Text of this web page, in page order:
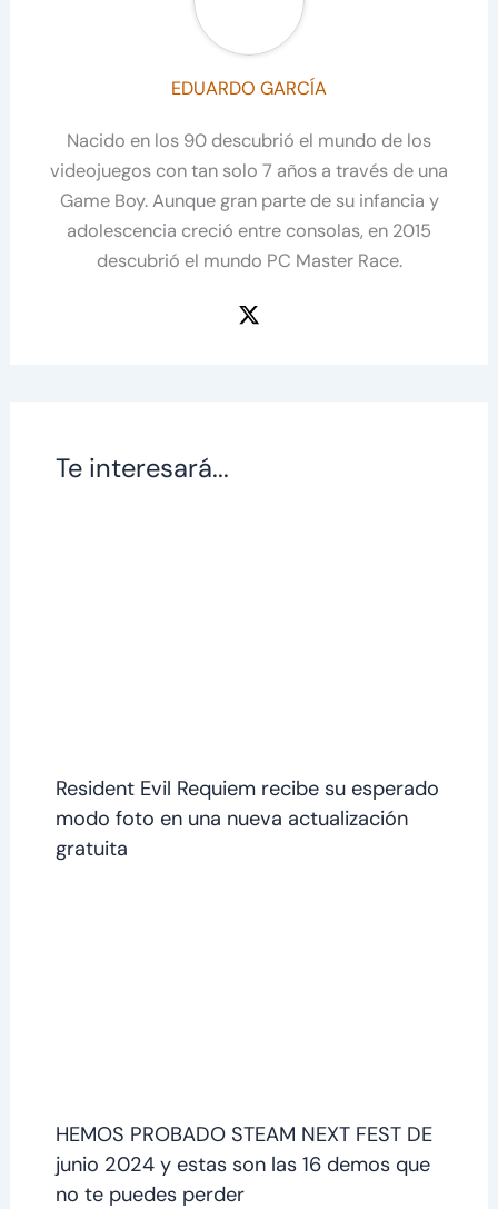
EDUARDO GARCÍA
Nacido en los 90 descubrió el mundo de los
videojuegos con tan solo 7 años a través de una
Game Boy. Aunque gran parte de su infancia y
adolescencia creció entre consolas, en 2015
descubrió el mundo PC Master Race.
Te interesará...
Resident Evil Requiem recibe su esperado
modo foto en una nueva actualización
gratuita
HEMOS PROBADO STEAM NEXT FEST DE
junio 2024 y estas son las 16 demos que
no te puedes perder